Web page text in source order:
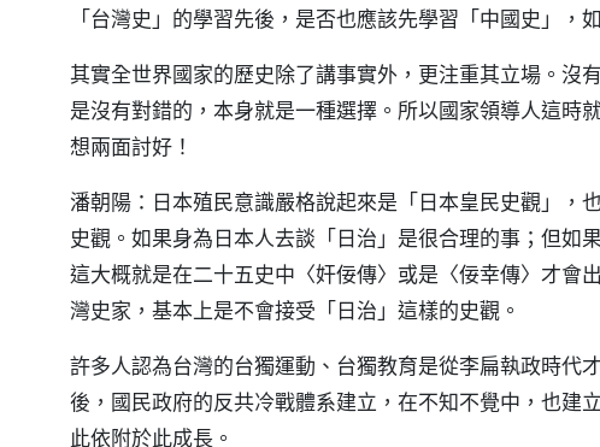
「台灣史」的學習先後，是否也應該先學習「中國史」，
其實全世界國家的歷史除了講事實外，更注重其立場。沒
是沒有對錯的，本身就是一種選擇。所以國家領導人這時
想兩面討好！
潘朝陽：日本殖民意識嚴格說起來是「日本皇民史觀」，
史觀。如果身為日本人去談「日治」是很合理的事；但如
這大概就是在二十五史中〈奸佞傳〉或是〈佞幸傳〉才會
灣史家，基本上是不會接受「日治」這樣的史觀。
許多人認為台灣的台獨運動、台獨教育是從李扁執政時代
後，國民政府的反共冷戰體系建立，在不知不覺中，也建
此依附於此成長。